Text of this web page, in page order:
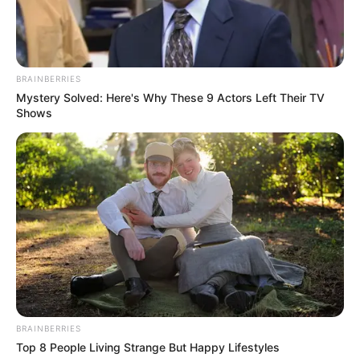
BRAINBERRIES
Mystery Solved: Here's Why These 9 Actors Left Their TV
Shows
BRAINBERRIES
Top 8 People Living Strange But Happy Lifestyles